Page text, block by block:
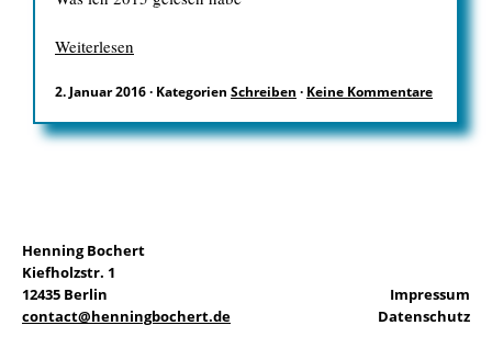
Über mich
Weiterlesen
2. Januar 2016· Kategorien Schreiben · Keine Kommentare
Henning Bochert
Kiefholzstr. 1
12435 Berlin
contact@henningbochert.de
Impressum
Datenschutz